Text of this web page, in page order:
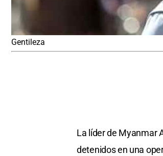
Gentileza
La líder de Myanmar
detenidos en una